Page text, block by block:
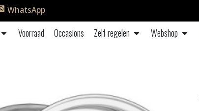
WhatsApp
Voorraad Occasions Zelf regelen Webshop